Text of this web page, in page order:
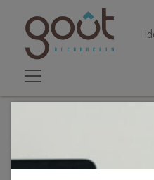
Lamp. Colg. Bola Vidrio